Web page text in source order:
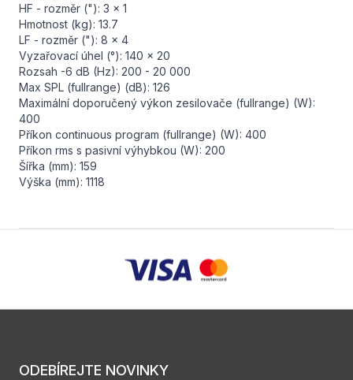
HF - rozměr ("): 3 x 1
Hmotnost (kg): 13.7
LF - rozměr ("): 8 x 4
Vyzařovací úhel (°): 140 x 20
Rozsah -6 dB (Hz): 200 - 20 000
Max SPL (fullrange) (dB): 126
Maximální doporučený výkon zesilovače (fullrange) (W):
400
Příkon continuous program (fullrange) (W): 400
Příkon rms s pasivní výhybkou (W): 200
Šířka (mm): 159
Výška (mm): 1118
ODEBÍREJTE NOVINKY